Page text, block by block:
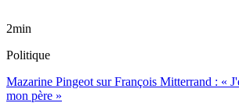
2min
Politique
Mazarine Pingeot sur François Mitterrand : «
mon père »